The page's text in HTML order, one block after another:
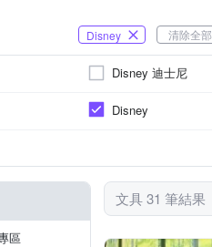
Disney 清除全部
Disney 迪士尼
Disney
區
文具 31 筆結果